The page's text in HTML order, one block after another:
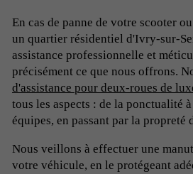
En cas de panne de votre scooter
un quartier résidentiel d'Ivry-sur-
assistance professionnelle et
précisément ce que nous offrons.
d'assistance pour deux-roues de
tous les aspects : de la ponctualité
équipes, en passant par la propreté
Nous veillons à effectuer une
votre véhicule, en le protégeant